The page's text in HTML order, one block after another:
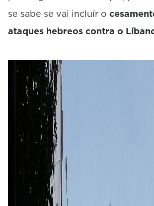
se sabe se vai incluír o
ataques hebreos contra o